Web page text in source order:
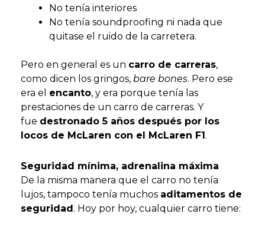
No tenía interiores
No tenía soundproofing ni nada que
quitase el ruido de la carretera.
Pero en general es un carro de carreras,
como dicen los gringos, bare bones. Pero ese
era el encanto, y era porque tenía las
prestaciones de un carro de carreras. Y
fue destronado 5 años después por los
locos de McLaren con el McLaren F1.
Seguridad mínima, adrenalina máxima
De la misma manera que el carro no tenía
lujos, tampoco tenía muchos aditamentos de
seguridad. Hoy por hoy, cualquier carro tiene: